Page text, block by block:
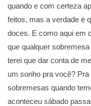
quando e com certeza
feitos, mas a verdade é
doces. E como aqui em
que qualquer
terei que dar conta de
um sonho pra você?
sobremesas quando
aconteceu sábado